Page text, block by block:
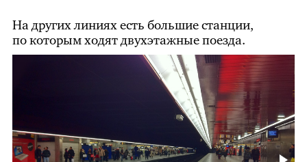
На других линиях есть большие станции,
по которым ходят двухэтажные поезда.